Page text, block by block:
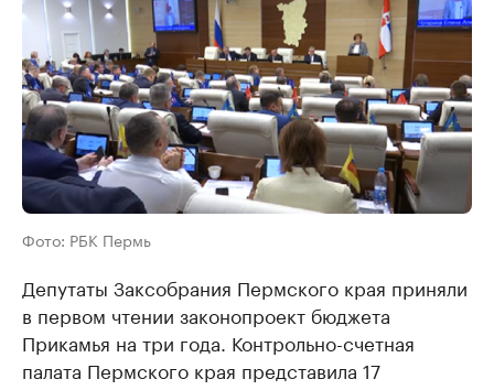
Фото: РБК Пермь
Депутаты Заксобрания Пермского края приняли
в первом чтении законопроект бюджета
Прикамья на три года. Контрольно-счетная
палата Пермского края представила 17